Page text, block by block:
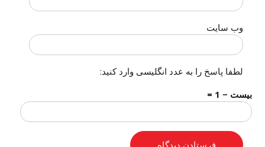
وب‌ سایت
لطفا پاسخ را به عدد انگلیسی وارد کنید:
بیست − 1 =